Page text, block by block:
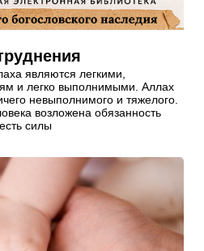
являются легкими,
и легко выполнимыми. Аллах
невыполнимого и тяжелого.
возложена обязанность
силы